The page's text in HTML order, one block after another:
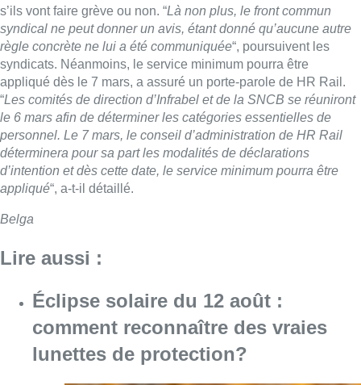
s’ils vont faire grève ou non. “Là non plus, le front commun
syndical ne peut donner un avis, étant donné qu’aucune autre
règle concrète ne lui a été communiquée“, poursuivent les
syndicats. Néanmoins, le service minimum pourra être
appliqué dès le 7 mars, a assuré un porte-parole de HR Rail.
“Les comités de direction d’Infrabel et de la SNCB se réuniront
le 6 mars afin de déterminer les catégories essentielles de
personnel. Le 7 mars, le conseil d’administration de HR Rail
déterminera pour sa part les modalités de déclarations
d’intention et dès cette date, le service minimum pourra être
appliqué“, a-t-il détaillé.
Belga
Lire aussi :
Éclipse solaire du 12 août :
comment reconnaître des vraies
lunettes de protection?